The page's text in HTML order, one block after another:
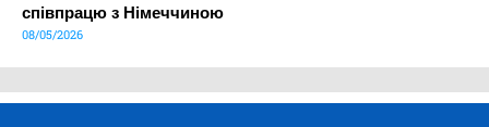
співпрацю з Німеччиною
08/05/2026